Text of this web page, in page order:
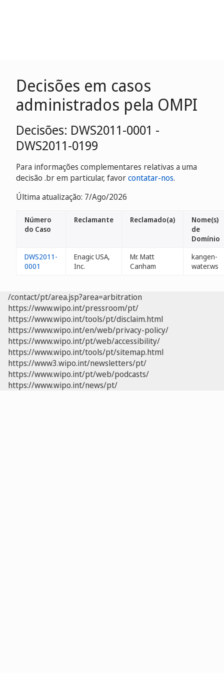
Decisões em casos
administrados pela OMPI
Decisões: DWS2011-0001 -
DWS2011-0199
Para informações complementares relativas a uma
decisão .br em particular, favorcontatar-nos.
Última atualização: 7/Ago/2026
Número
do Caso
Reclamante Reclamado(a)
Nome(s)
de
Domínio
DWS2011-
0001
Enagic USA,
Inc.
Mr. Matt
Canham
kangen-
water.ws
/contact/pt/area.jsp?area=arbitration
https://www.wipo.int/pressroom/pt/
https://www.wipo.int/tools/pt/disclaim.html
https://www.wipo.int/en/web/privacy-policy/
https://www.wipo.int/pt/web/accessibility/
https://www.wipo.int/tools/pt/sitemap.html
https://www3.wipo.int/newsletters/pt/
https://www.wipo.int/pt/web/podcasts/
https://www.wipo.int/news/pt/